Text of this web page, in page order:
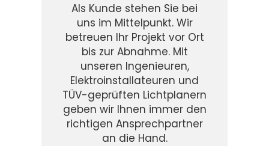
Als Kunde stehen Sie bei
uns im Mittelpunkt. Wir
betreuen Ihr Projekt vor Ort
bis zur Abnahme. Mit
unseren Ingenieuren,
Elektroinstallateuren und
TÜV-geprüften Lichtplanern
geben wir Ihnen immer den
richtigen Ansprechpartner
an die Hand.